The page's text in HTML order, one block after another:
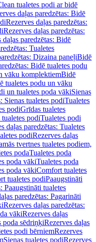
tualetes podi ar bidē
daļas paredzētas: Bidē
Rezerves daļas paredzētas:
Rezerves daļas paredzētas:
daļas paredzētas: Bidē
Tualetes
Dizaina paneļiBidē
Bidē tualetes podu
vāku komplektiemBidē
tualetes podu un vāku
un tualetes poda vākiSienas
Sienas tualetes podiTualetes
podiGrīdas tualetes
podiTualetes podi
daļas paredzētas: Tualetes
podiRezerves daļas
tvertnes tualetes podiem,
podaTualetes poda
poda vākiTualetes poda
poda vākiComfort tualetes
tualetes podiPaaugstināti
Paaugstināti tualetes
paredzētas: Pagarināti
Rezerves daļas paredzētas:
vākiRezerves daļas
poda sēdriņķiRezerves daļas
podi bērniemRezerves
Sienas tualetes podiRezerves